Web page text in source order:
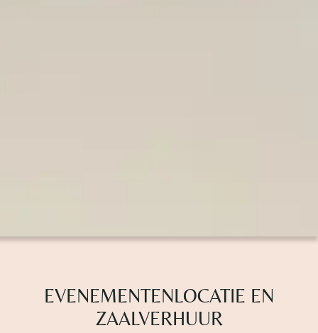
EVENEMENTENLOCATIE EN
ZAALVERHUUR